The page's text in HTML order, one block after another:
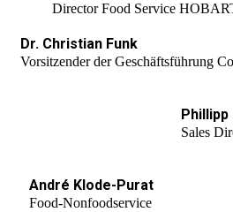
Director Food Service
Dr. Christian Funk
Vorsitzender der Geschäftsführung
Sales
André Klode-Purat
Food-Nonfoodservice